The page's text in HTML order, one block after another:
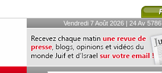
Vendredi 7 Août 2026 | 24 Av 5786